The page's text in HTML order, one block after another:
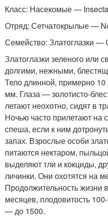
Класс: Насекомые — Insecta
Отряд: Сетчатокрылые —
Семейство: Златоглазки —
Златоглазки зеленого или
долгими, нежными,
Тело длинной, примерно
мм. Глаза — золотисто-
летают неохотно, сидят в
Ночью часто прилетают на
спеша, если к ним
запах. Взрослые особи
питаются нектаром,
выделяют тли и кокциды,
личинки. Они охотятся на
Продолжительность жизни
месяцев, плодовитость
— до 1500.